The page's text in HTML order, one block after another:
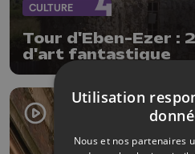
CULTURE
Tour d'Eben-Ezer :
d'art fantastique
Utilisation
Nous et nos partenaires